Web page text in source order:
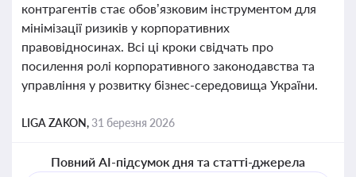
контрагентів стає обов’язковим інструментом для
мінімізації ризиків у корпоративних
правовідносинах. Всі ці кроки свідчать про
посилення ролі корпоративного законодавства та
управління у розвитку бізнес-середовища України.
LIGA ZAKON,31 березня 2026
Повний AI-підсумок дня та статті-джерела